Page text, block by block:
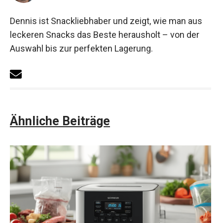
Dennis ist Snackliebhaber und zeigt, wie man aus
leckeren Snacks das Beste herausholt – von der
Auswahl bis zur perfekten Lagerung.
Ähnliche Beiträge